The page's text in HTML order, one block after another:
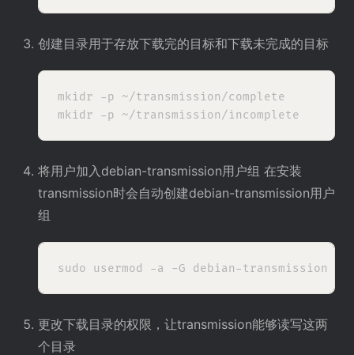
创建目录用于存放下载完的目标和下载未完成的目标
mkidr -p ~/transmission/complete
将用户加入debian-transmission用户组 在安装
transmission时会自动创建debian-transmission用户
组
更改下载目录的权限，让transmission能够读写这两
个目录